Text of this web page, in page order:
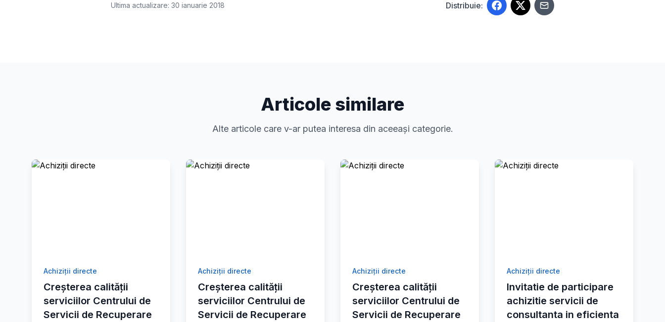
Ultima actualizare: 30 ianuarie 2018 Distribuie:
Articole similare
Alte articole care v-ar putea interesa din aceeași categorie.
Achiziții directe
Creșterea calității
serviciilor Centrului de
Servicii de Recuperare
Achiziții directe
Creșterea calității
serviciilor Centrului de
Servicii de Recuperare
Achiziții directe
Creșterea calității
serviciilor Centrului de
Servicii de Recuperare
Achiziții directe
Invitatie de participare
achizitie servicii de
consultanta in eficienta